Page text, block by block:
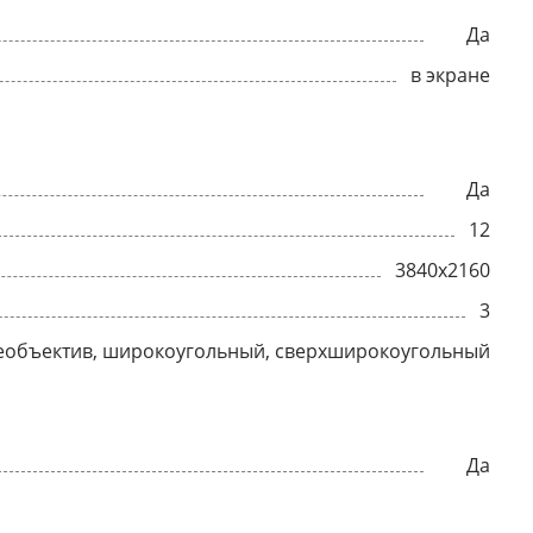
Да
в экране
Да
12
3840x2160
3
широкоугольный, сверхширокоугольный
Да